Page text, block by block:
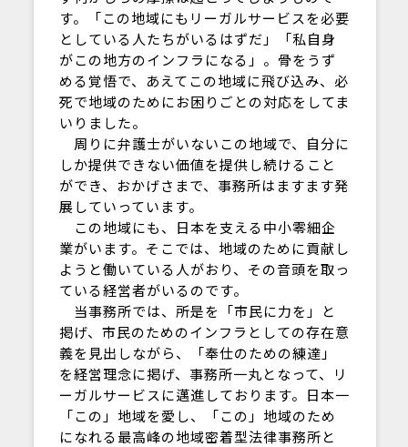
す。「この地域にもリーガルサービスを必要
としている人たちがいるはずだ」「私自身
がこの地方のインフラになる」。骨をうず
める覚悟で、あえてこの地域に飛び込み、必
死で地域のためにお困りごとの対応をしてま
いりました。
周りに弁護士がいないこの地域で、自分に
しか提供できない価値を提供し続けること
ができ、おかげさまで、事務所はますます発
展していっています。
この地域にも、日本を支える中小零細企
業がいます。そこでは、地域のために貢献し
ようと働いている人がおり、その音頭を取っ
ている経営者がいるのです。
当事務所では、所是を「市民に力を」と
掲げ、市民のためのインフラとしての存在意
義を見出しながら、「奉仕のための練達」
を経営理念に掲げ、事務所一丸となって、リ
ーガルサービスに邁進しております。日本一
「この」地域を愛し、「この」地域のため
になれる最高峰の地域密着型法律事務所と